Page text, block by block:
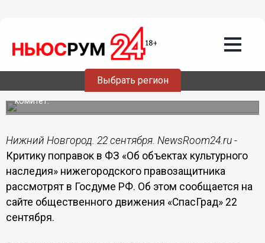
Выбрать регион
культурного наследия»
нижегородского правозащитника
рассмотрят в Госдуме РФ
Депутат Госдумы Вадим Булавинов направил обращение
нижегородского эксперта Минкульта в профильный
комитет.
Нижний Новгород. 22 сентября. NewsRoom24.ru -
Критику поправок в ФЗ «Об объектах культурного
наследия» нижегородского правозащитника
рассмотрят в Госдуме РФ. Об этом сообщается на
сайте общественного движения «СпасГрад» 22
сентября.